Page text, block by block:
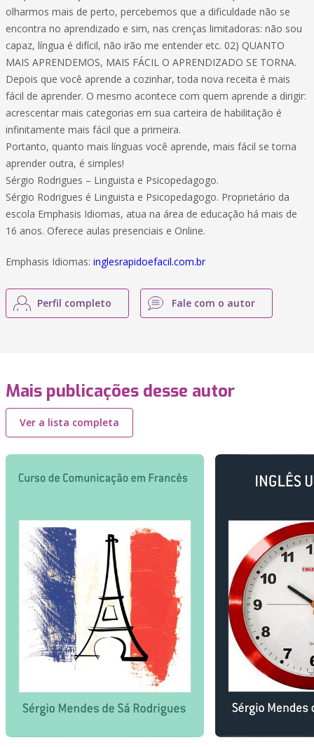
olharmos mais de perto, percebemos que a dificuldade não se
encontra no aprendizado e sim, nas crenças limitadoras: não sou
capaz, língua é difícil, não irão me entender etc. 02) QUANTO
MAIS APRENDEMOS, MAIS FÁCIL O APRENDIZADO SE TORNA.
Depois que você aprende a cozinhar, toda nova receita é mais
fácil de aprender. O mesmo acontece com quem aprende a dirigir:
acrescentar mais categorias em sua carteira de habilitação é
infinitamente mais fácil que a primeira.
Portanto, quanto mais línguas você aprende, mais fácil se torna
aprender outra, é simples!
Sérgio Rodrigues – Linguista e Psicopedagogo.
Sérgio Rodrigues é Linguista e Psicopedagogo. Proprietário da
escola Emphasis Idiomas, atua na área de educação há mais de
16 anos. Oferece aulas presenciais e Online.
Emphasis Idiomas: inglesrapidoefacil.com.br
Perfil completo Fale com o autor
Mais publicações desse autor
Ver a lista completa